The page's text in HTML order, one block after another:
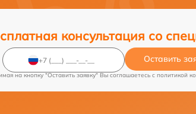
консультация со
Оставить
на кнопку "Оставить заявку" Вы соглашаетесь c политикой